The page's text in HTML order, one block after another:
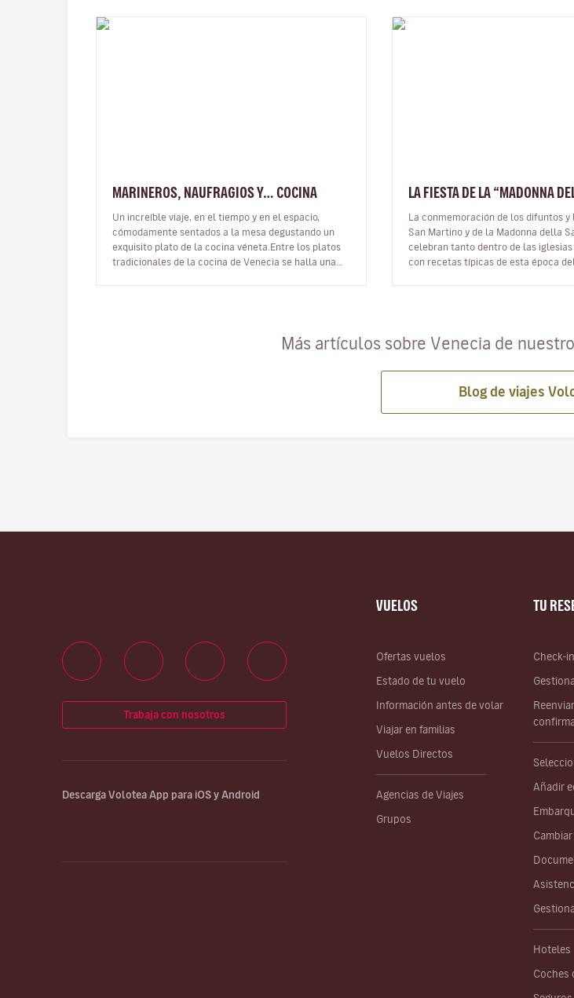
MARINEROS, NAUFRAGIOS Y… COCINA
Un increíble viaje, en el tiempo y en el espacio,
cómodamente sentados a la mesa degustando un
exquisito plato de la cocina véneta.Entre los platos
tradicionales de la cocina de Venecia se halla una
LA FIESTA DE LA “MADONNA
La conmemoración de los difuntos y
San Martino y de la Madonna della
celebran tanto dentro de las iglesias
con recetas típicas de esta época del
Más artículos sobre Venecia de
Blog de viajes
VUELOS
Ofertas vuelos
Estado de tu vuelo
Información antes de volar
Viajar en familias
Vuelos Directos
Agencias de Viajes
Grupos
TU
Check-
Añadir
Hoteles
Coches
Trabaja con nosotros
Descarga Volotea App para iOS y Android